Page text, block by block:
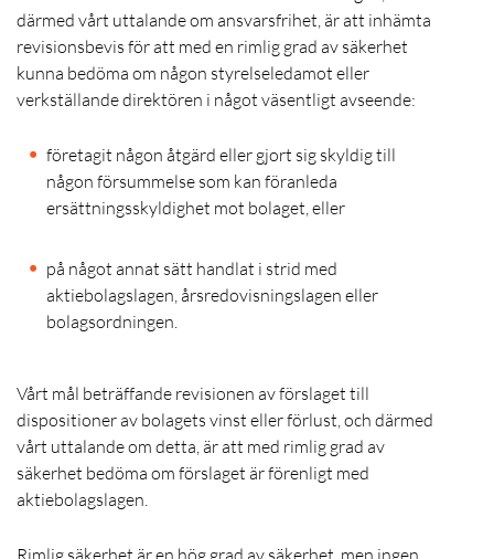
därmed vårt uttalande om ansvarsfrihet, är att inhämta
revisionsbevis för att med en rimlig grad av säkerhet
kunna bedöma om någon styrelseledamot eller
verkställande direktören i något väsentligt avseende:
företagit någon åtgärd eller gjort sig skyldig till
någon försummelse som kan föranleda
ersättningsskyldighet mot bolaget, eller
på något annat sätt handlat i strid med
aktiebolagslagen, årsredovisningslagen eller
bolagsordningen.
Vårt mål beträffande revisionen av förslaget till
dispositioner av bolagets vinst eller förlust, och därmed
vårt uttalande om detta, är att med rimlig grad av
säkerhet bedöma om förslaget är förenligt med
aktiebolagslagen.
Rimlig säkerhet är en hög grad av säkerhet, men ingen